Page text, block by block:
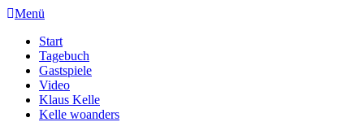
Menü
Start
Tagebuch
Gastspiele
Video
Klaus Kelle
Kelle woanders